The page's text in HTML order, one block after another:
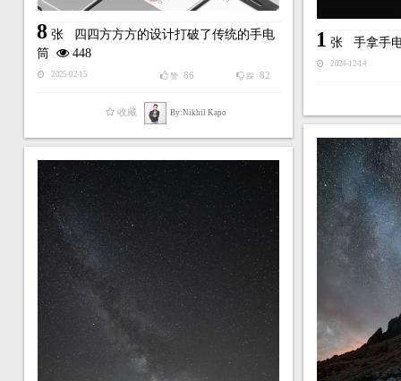
8张
四四方方方的设计打破了传统的手电
筒
448
2025-02-15 踩 82
赞 86
收藏 By:Nikhil Kapo
1 张 手拿手
2024-12-14